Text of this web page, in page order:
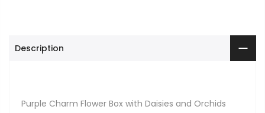
Description
Purple Charm Flower Box with Daisies and Orchids